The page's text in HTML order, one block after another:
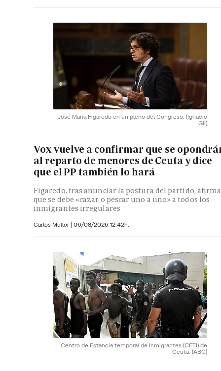
José Maria Figaredo en un pleno del Congreso. (Ignacio
Gil)
Vox vuelve a confirmar que se
al reparto de menores de Ceuta y dice
que el PP también lo hará
Figaredo, tras anunciar la postura del partido, afirma
que se debe «cazar o pescar uno a uno» a todos los
inmigrantes irregulares
Carlos Mullor | 06/08/2026 12:42h.
Centro de Estancia temporal de Inmigrantes (CETI) de
Ceuta. (ABC)